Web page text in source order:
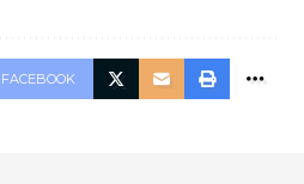
FACEBOOK